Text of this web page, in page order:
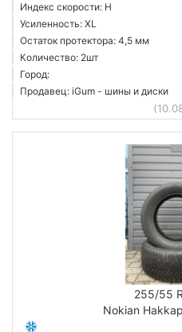
Индекс скорости: H
Усиленность: XL
Остаток протектора: 4,5 мм
Количество: 2шт
Город:
Продавец: iGum - шины и диски
255/55
Nokian